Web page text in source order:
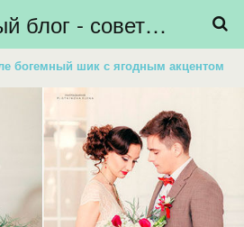
Свадебный блог - советы невестам, подготовка к свадьбе - HiBride
богемный шик с ягодным акцентом